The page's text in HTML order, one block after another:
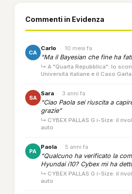
Commenti in Evidenza
CA
Carlo · 10 mesi fa
“Ma il Bayesian che fine ha
↳ A "Quarta Repubblica": lo
Università italiane e il Caso
SA
Sara · 3 anni fa
“Ciao Paola sei riuscita a
grazie”
↳ CYBEX PALLAS G i-Size: il
auto
PA
Paola · 5 anni fa
“Qualcuno ha verificato la
Hyundai i10? Cybex mi ha
↳ CYBEX PALLAS G i-Size: il
auto